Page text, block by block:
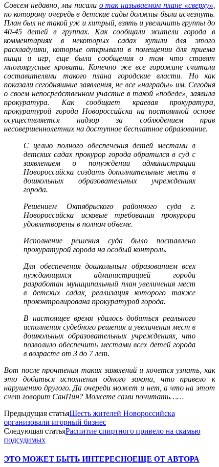
Совсем недавно, мы писали о так называемом плане «сверху»
по которому очередь в детские сады должны были исчезнуть.
План был не такой уж и хитрый, взять и увеличить группы до
40-45 детей в группах. Как сообщали жители города в
комментариях в некоторых садах купили для этого
раскладушки, которые открывали в помещении для приема
пищи и игр, еще были сообщения о том что ставят
многоярусные кровати. Конечно же все горожане считали
составителями такого плана городские власти. Но как
показали сегодняшние заявления, не все «награды» им. Сегодня
о своем непосредственном участие в такой «победе», заявила
прокуратура. Как сообщает краевая прокуратура,
прокуратурой города Новороссийска на постоянной основе
осуществляется надзор за соблюдением прав
несовершеннолетних на доступное бесплатное образование.
С целью полного обеспечения детей местами в
детских садах прокурор города обратился в суд с
заявлением о понуждении администрации
Новороссийска создать дополнительные места в
дошкольных образовательных учреждениях
города.
Решением Октябрьского районного суда г.
Новороссийска исковые требования прокурора
удовлетворены в полном объеме.
Исполнение решения суда было поставлено
прокуратурой города на особый контроль.
Для обеспечения дошкольным образованием всех
нуждающихся администрацией города
разработан муниципальный план увеличения мест
в детских садах, реализация которого также
проконтролирована прокуратурой города.
В настоящее время удалось добиться реального
исполнения судебного решения и увеличения мест в
дошкольных образовательных учреждениях, что
позволило обеспечить местами всех детей города
в возрасте от 3 до 7 лет.
Вот после прочтения таких заявлений и хочется узнать, как
это добиться исполнения одного закона, что привело к
нарушению другого. Да очереди может и нет, а что на этот
счет говорит СанПин? Можете сами почитать……
Предыдущая статьяШесть жителей Новороссийска
организовали игорный бизнес
Следующая статьяРаспитие спиртногo привело на скамью
подсудимых
ЭТО МОЖЕТ БЫТЬ ИНТЕРЕСНОЕЩЕ ОТ АВТОРА